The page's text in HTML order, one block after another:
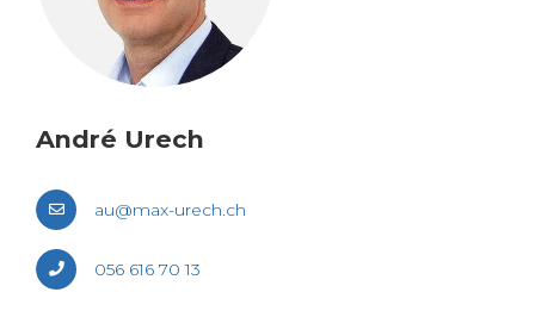
André Urech
au@​max-​urech.​ch
056 616 70 13